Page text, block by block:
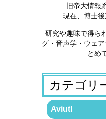
旧帝大情報
現在、博士
研究や趣味で得ら
グ・音声学・ウェ
とめ
カテゴリ
Aviutl